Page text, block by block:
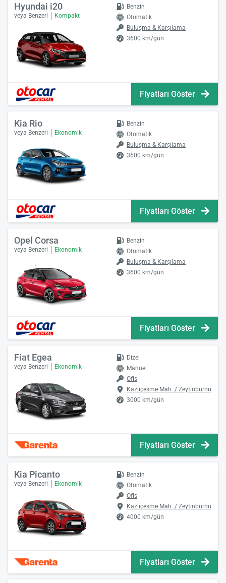
Hyundai i20
veya Benzeri Kompakt
Benzin
Otomatik
Buluşma & Karşılama
3600 km/gün
Fiyatları Göster
Kia Rio
veya Benzeri Ekonomik
Benzin
Otomatik
Buluşma & Karşılama
3600 km/gün
Fiyatları Göster
Opel Corsa
veya Benzeri Ekonomik
Benzin
Otomatik
Buluşma & Karşılama
3600 km/gün
Fiyatları Göster
Fiat Egea
veya Benzeri Ekonomik
Dizel
Manuel
Ofis
Kazliçesme Mah. / Zeytinburnu
3000 km/gün
Fiyatları Göster
Kia Picanto
veya Benzeri Ekonomik
Benzin
Otomatik
Ofis
Kazliçesme Mah. / Zeytinburnu
4000 km/gün
Fiyatları Göster